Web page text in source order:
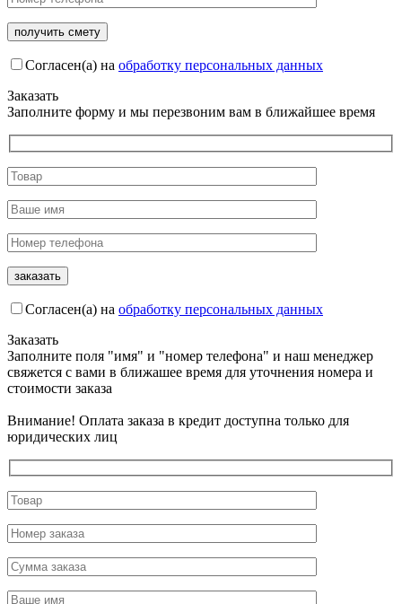
Согласен(а) на обработку персональных данных
Заказать
Заполните форму и мы перезвоним вам в ближайшее время
Согласен(а) на обработку персональных данных
Заказать
Заполните поля "имя" и "номер телефона" и наш менеджер
свяжется с вами в ближашее время для уточнения номера и
стоимости заказа
Внимание! Оплата заказа в кредит доступна только для
юридических лиц